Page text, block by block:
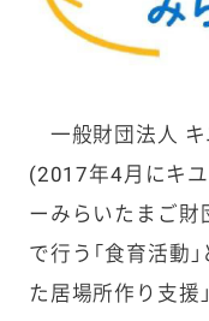
一般財団法人 キ
(2017年4月にキユ
ーみらいたまご財
で行う「食育活動
た居場所作り支援